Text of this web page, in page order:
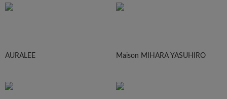
AURALEE Maison MIHARA YASUHIRO